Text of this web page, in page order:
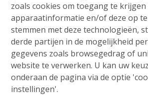
zoals cookies om toegang te
apparaatinformatie en/of deze op
stemmen met deze technologieën,
derde partijen in de mogelijkheid
gegevens zoals browsegedrag of
website te verwerken. U kan uw
onderaan de pagina via de optie
instellingen'.